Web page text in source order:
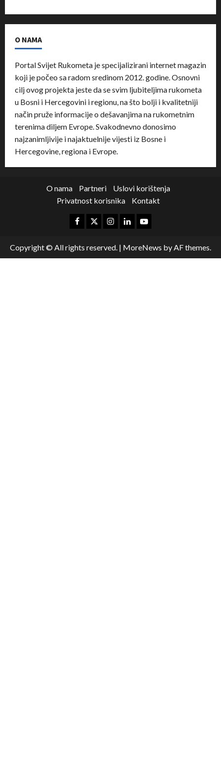
O NAMA
Portal Svijet Rukometa je specijalizirani internet magazin
koji je počeo sa radom sredinom 2012. godine. Osnovni
cilj ovog projekta jeste da se svim ljubiteljima rukometa
u Bosni i Hercegovini i regionu, na što bolji i kvalitetniji
način pruže informacije o dešavanjima na rukometnim
terenima diljem Evrope. Svakodnevno donosimo
najzanimljivije i najaktuelnije vijesti iz Bosne i
Hercegovine, regiona i Evrope.
O nama Partneri
Uslovi korištenja
Privatnost korisnika
Kontakt
Copyright © All rights reserved. | MoreNews by AF themes.